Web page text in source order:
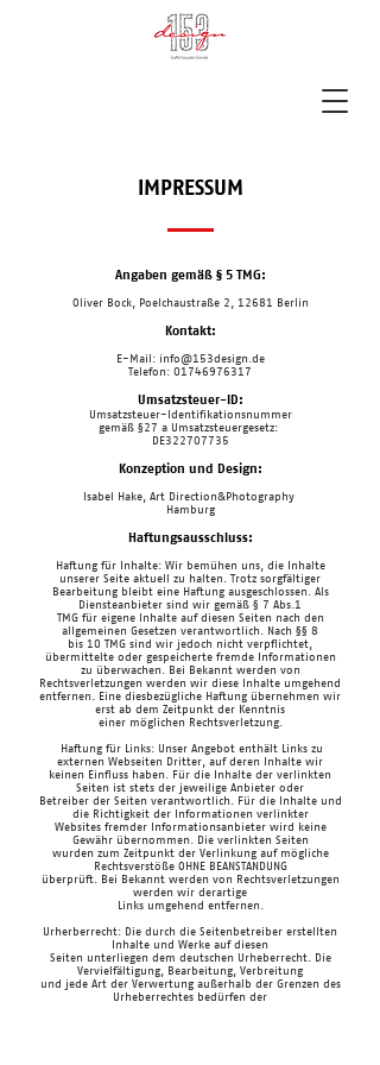
IMPRESSUM
Angaben gemäß § 5 TMG:
Oliver Bock, Poelchaustraße 2, 12681 Berlin
Kontakt:
E-Mail: info@153design.de
Telefon: 01746976317
Umsatzsteuer-ID:
Umsatzsteuer-Identifikationsnummer
gemäß §27 a Umsatzsteuergesetz:
DE322707735
Konzeption und Design:
Isabel Hake, Art Direction&Photography
Hamburg
Haftungsausschluss:
Haftung für Inhalte: Wir bemühen uns, die Inhalte
unserer Seite aktuell zu halten. Trotz sorgfältiger
Bearbeitung bleibt eine Haftung ausgeschlossen. Als
Diensteanbieter sind wir gemäß § 7 Abs.1
TMG für eigene Inhalte auf diesen Seiten nach den
allgemeinen Gesetzen verantwortlich. Nach §§ 8
bis 10 TMG sind wir jedoch nicht verpflichtet,
übermittelte oder gespeicherte fremde Informationen
zu überwachen. Bei Bekannt werden von
Rechtsverletzungen werden wir diese Inhalte umgehend
entfernen. Eine diesbezügliche Haftung übernehmen wir
erst ab dem Zeitpunkt der Kenntnis
einer möglichen Rechtsverletzung.
Haftung für Links: Unser Angebot enthält Links zu
externen Webseiten Dritter, auf deren Inhalte wir
keinen Einfluss haben. Für die Inhalte der verlinkten
Seiten ist stets der jeweilige Anbieter oder
Betreiber der Seiten verantwortlich. Für die Inhalte und
die Richtigkeit der Informationen verlinkter
Websites fremder Informationsanbieter wird keine
Gewähr übernommen. Die verlinkten Seiten
wurden zum Zeitpunkt der Verlinkung auf mögliche
Rechtsverstöße OHNE BEANSTANDUNG
überprüft. Bei Bekannt werden von Rechtsverletzungen
werden wir derartige
Links umgehend entfernen.
Urherberrecht: Die durch die Seitenbetreiber erstellten
Inhalte und Werke auf diesen
Seiten unterliegen dem deutschen Urheberrecht. Die
Vervielfältigung, Bearbeitung, Verbreitung
und jede Art der Verwertung außerhalb der Grenzen des
Urheberrechtes bedürfen der